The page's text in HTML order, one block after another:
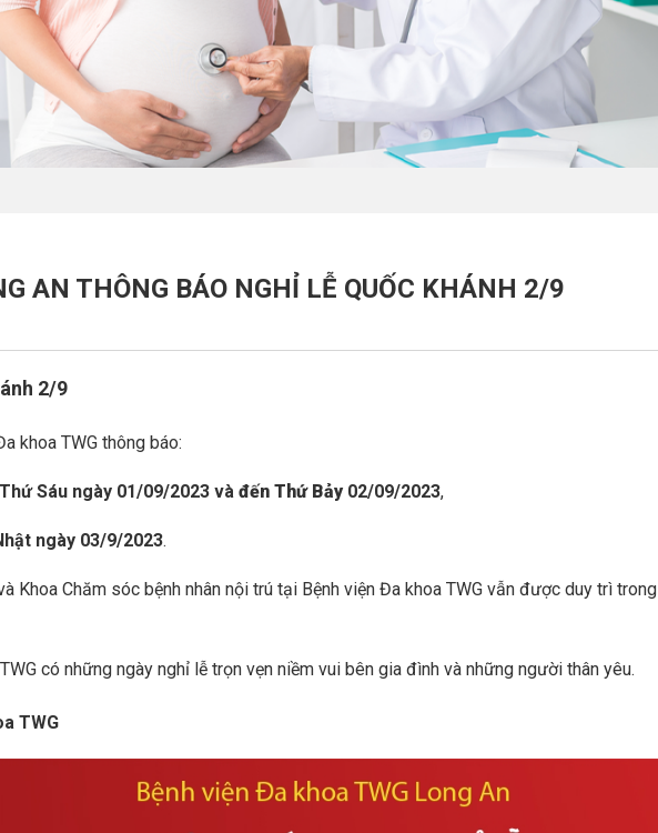
AN THÔNG BÁO NGHỈ LỄ QUỐC KHÁNH 2/9
2/9
khoa TWG thông báo:
Thứ Sáu ngày 01/09/2023 và đến Thứ Bảy 02/09/2023,
ngày 03/9/2023.
Khoa Chăm sóc bệnh nhân nội trú tại Bệnh viện Đa khoa TWG vẫn được duy trì trong
có những ngày nghỉ lễ trọn vẹn niềm vui bên gia đình và những người thân yêu.
TWG